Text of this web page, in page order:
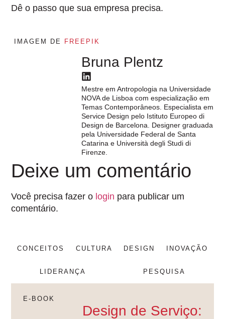
Dê o passo que sua empresa precisa.
IMAGEM DE FREEPIK
Bruna Plentz
Mestre em Antropologia na Universidade
NOVA de Lisboa com especialização em
Temas Contemporâneos. Especialista em
Service Design pelo Istituto Europeo di
Design de Barcelona. Designer graduada
pela Universidade Federal de Santa
Catarina e Università degli Studi di
Firenze.
Deixe um comentário
Você precisa fazer o login para publicar um
comentário.
CONCEITOS CULTURA DESIGN INOVAÇÃO
LIDERANÇA PESQUISA
E-BOOK
Design de Serviço: